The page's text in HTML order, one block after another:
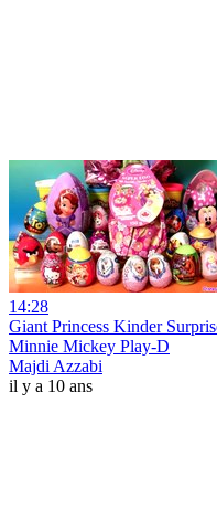
14:28
Giant Princess Kinder
Minnie Mickey Play-D
Majdi Azzabi
il y a 10 ans